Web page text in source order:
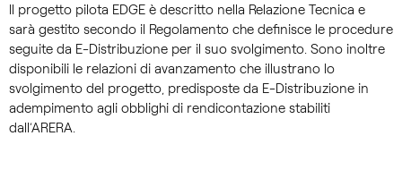
Il progetto pilota EDGE è descritto nella Relazione Tecnica e
sarà gestito secondo il Regolamento che definisce le procedure
seguite da E-Distribuzione per il suo svolgimento. Sono inoltre
disponibili le relazioni di avanzamento che illustrano lo
svolgimento del progetto, predisposte da E-Distribuzione in
adempimento agli obblighi di rendicontazione stabiliti
dall’ARERA.